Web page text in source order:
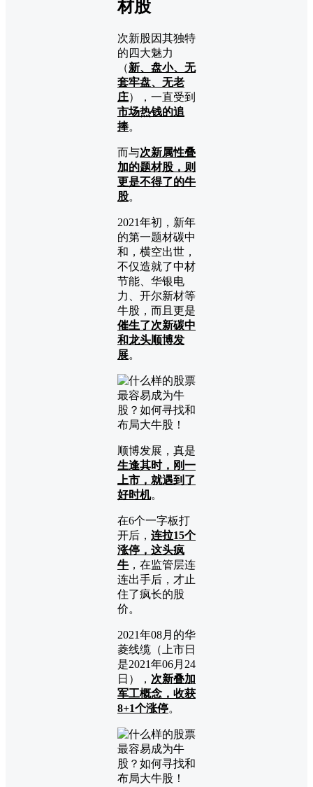
材股
次新股因其独特
的四大魅力
（新、盘小、无
套牢盘、无老
庄），一直受到
市场热钱的追
捧。
而与次新属性叠
加的题材股，则
更是不得了的牛
股。
2021年初，新年
的第一题材碳中
和，横空出世，
不仅造就了中材
节能、华银电
力、开尔新材等
牛股，而且更是
催生了次新碳中
和龙头顺博发
展。
顺博发展，真是
生逢其时，刚一
上市，就遇到了
好时机。
在6个一字板打
开后， 连拉15个
涨停，这头疯
牛 ，在监管层连
连出手后，才止
住了疯长的股
价。
2021年08月的华
菱线缆（上市日
是2021年06月24
日）， 次新叠加
军工概念，收获
8+1个涨停。